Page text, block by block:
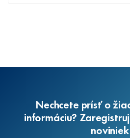
Nechcete prísť o
informáciu?
noviniek